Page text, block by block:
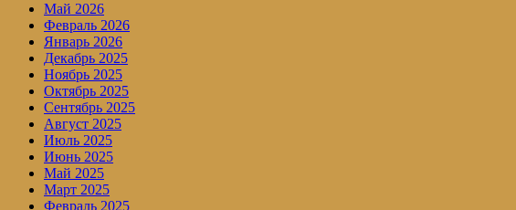
Май 2026
Февраль 2026
Январь 2026
Декабрь 2025
Ноябрь 2025
Октябрь 2025
Сентябрь 2025
Август 2025
Июль 2025
Июнь 2025
Май 2025
Март 2025
Февраль 2025